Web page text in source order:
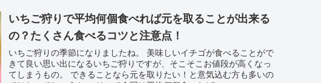
いちご狩りで平均何個食べれば元を取ることが出来る
の？たくさん食べるコツと注意点！
いちご狩りの季節になりましたね。 美味しいイチゴが食べることがで
きて良い思い出になるいちご狩りですが、そこそこお値段が高くなっ
てしまうもの。 できることなら元を取りたい！と意気込む方も多いの